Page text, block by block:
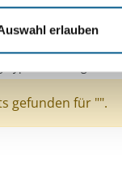
erlauben
Bildung und
Kinder, Jugendliche
gefunden für "".